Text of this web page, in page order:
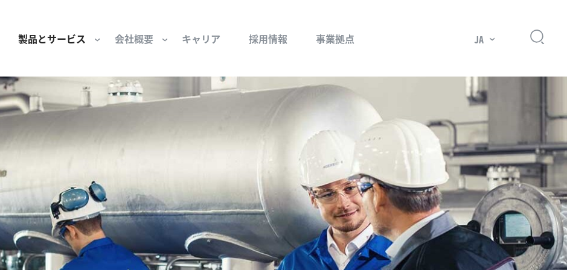
製品とサービス
ッサー用部品とサービス
向けコンポーネント
モーション制御
オンとスリップリング
ジン用部品
空気・産業用コンプレッサー用部品
産業分野・当社の主要市場
会社概要
会社概要
組織と役員
サステナビリティ
私たちの原点
キャリア 採用情報 事業拠点 JA